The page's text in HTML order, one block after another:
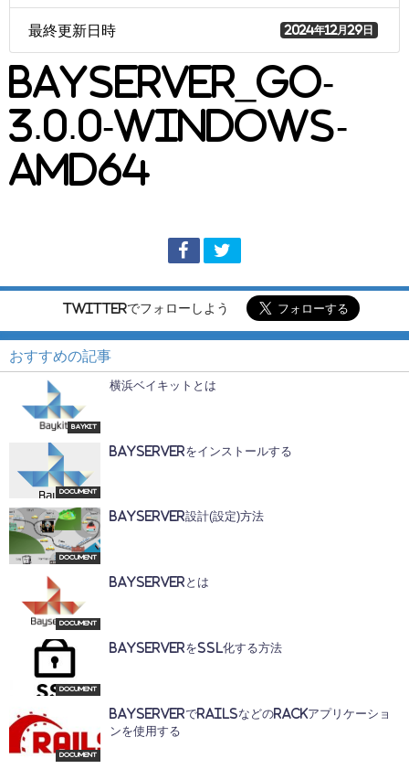
最終更新日時 2024年12月29日
BayServer_Go-
3.0.0-windows-
amd64
Twitterでフォローしよう
おすすめの記事
Baykit
横浜ベイキットとは
Document
BayServerをインストールする
Document
BayServer設計(設定)方法
Document
BayServerとは
Document
BayServerをSSL化する方法
Document
BayServerでRailsなどのRackアプリケーショ
ンを使用する